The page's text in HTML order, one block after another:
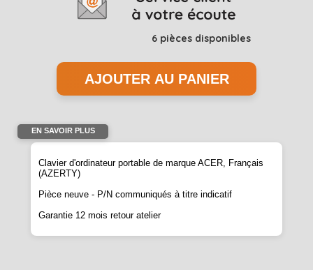
6 pièces disponibles
EN SAVOIR PLUS
Clavier d'ordinateur portable de marque ACER, Français
(AZERTY)
Pièce neuve - P/N communiqués à titre indicatif
Garantie 12 mois retour atelier